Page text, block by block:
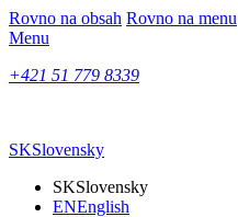
Rovno na obsah Rovno na menu
Menu
+421 51 779 8339
SKSlovensky
SKSlovensky
ENEnglish